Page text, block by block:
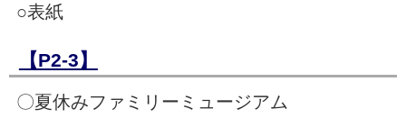
○表紙
【P2-3】
〇夏休みファミリーミュージアム